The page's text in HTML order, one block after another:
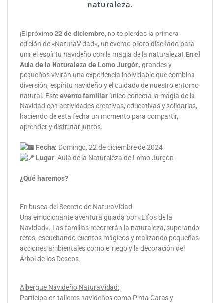
naturaleza.
¡El próximo22 de diciembre, no te pierdas la primera
edición de «NaturaVidad», un evento piloto diseñado para
unir el espíritu navideño con la magia de la naturaleza! En el
Aula de la Naturaleza de Lomo Jurgón, grandes y
pequeños vivirán una experiencia inolvidable que combina
diversión, espíritu navideño y el cuidado de nuestro entorno
natural. Esteevento familiar único conecta la magia de la
Navidad con actividades creativas, educativas y solidarias,
haciendo de esta fecha un momento para compartir,
aprender y disfrutar juntos.
Fecha: Domingo, 22 de diciembre de 2024
Lugar: Aula de la Naturaleza de Lomo Jurgón
¿Qué haremos?
En busca del Secreto de NaturaVidad:
Una emocionante aventura guiada por «Elfos de la
Navidad». Las familias recorrerán la naturaleza, superando
retos, escuchando cuentos mágicos y realizando pequeñas
acciones ambientales como el riego y la decoración del
Árbol de los Deseos.
Albergue Navideño NaturaVidad:
Participa en talleres navideños como Pinta Caras y